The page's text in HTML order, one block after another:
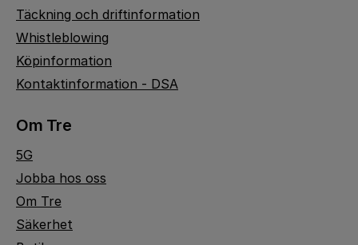
Täckning och driftinformation
Whistleblowing
Köpinformation
Kontaktinformation - DSA
Om Tre
5G
Jobba hos oss
Om Tre
Säkerhet